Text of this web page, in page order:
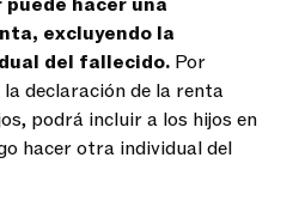
excluyendo la
del fallecido. Por
declaración de la renta
podrá incluir a los hijos en
hacer otra individual del